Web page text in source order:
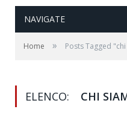
NAVIGATE
Home » Posts Tagged
ELENCO: CHI